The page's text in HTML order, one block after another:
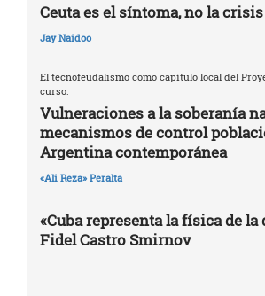
Ceuta es el síntoma, no la crisis
Jay Naidoo
El tecnofeudalismo como capítulo local del
curso.
Vulneraciones a la soberanía
mecanismos de control
Argentina contemporánea
«Ali Reza» Peralta
«Cuba representa la física de la
Fidel Castro Smirnov